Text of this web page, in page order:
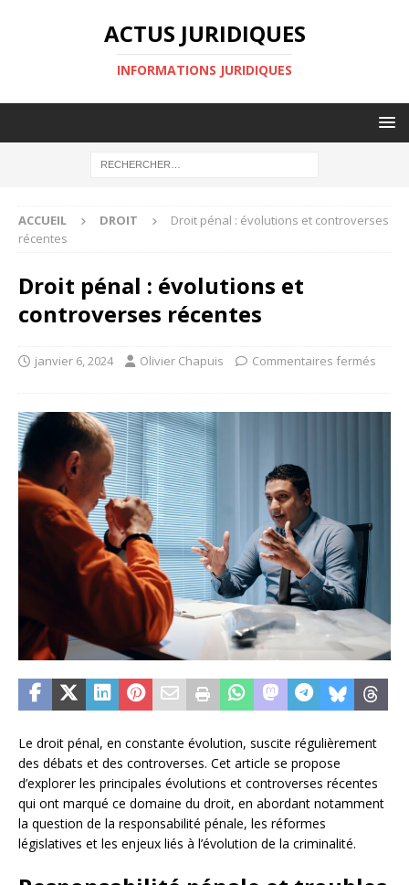
ACTUS JURIDIQUES
INFORMATIONS JURIDIQUES
ACCUEIL DROIT
Droit pénal : évolutions et controverses
récentes
Droit pénal : évolutions et
controverses récentes
janvier 6, 2024 Olivier Chapuis Commentaires fermés
Le droit pénal, en constante évolution, suscite régulièrement
des débats et des controverses. Cet article se propose
d’explorer les principales évolutions et controverses récentes
qui ont marqué ce domaine du droit, en abordant notamment
la question de la responsabilité pénale, les réformes
législatives et les enjeux liés à l’évolution de la criminalité.